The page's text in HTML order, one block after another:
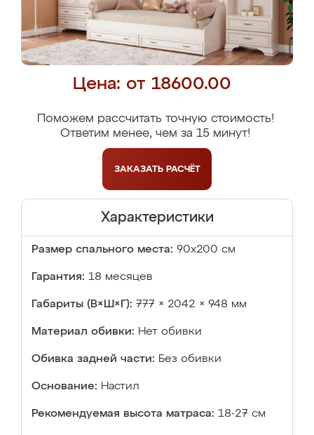
Цена: от 18600.00
Поможем рассчитать точную стоимость!
Ответим менее, чем за 15 минут!
ЗАКАЗАТЬ РАСЧЁТ
Характеристики
Размер спального места: 90х200 см
Гарантия: 18 месяцев
Габариты (В×Ш×Г): 777 × 2042 × 948 мм
Материал обивки: Нет обивки
Обивка задней части: Без обивки
Основание: Настил
Рекомендуемая высота матраса: 18-27 см